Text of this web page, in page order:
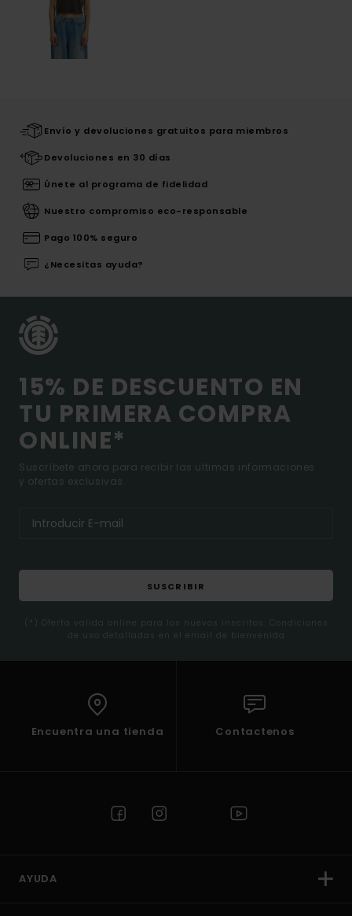
Envío y devoluciones gratuitos para miembros
Devoluciones en 30 días
Únete al programa de fidelidad
Nuestro compromiso eco-responsable
Pago 100% seguro
¿Necesitas ayuda?
15% DE DESCUENTO EN
TU PRIMERA COMPRA
ONLINE*
Suscríbete ahora para recibir las ultimas informaciones
y ofertas exclusivas.
SUSCRIBIR
(*) Oferta valida online para los nuevos inscritos. Condiciones
de uso detalladas en el email de bienvenida
Encuentra una tienda Contactenos
AYUDA